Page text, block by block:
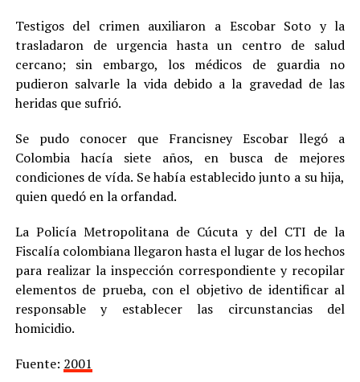
Testigos del crimen auxiliaron a Escobar Soto y la
trasladaron de urgencia hasta un centro de salud
cercano; sin embargo, los médicos de guardia no
pudieron salvarle la vida debido a la gravedad de las
heridas que sufrió.
Se pudo conocer que Francisney Escobar llegó a
Colombia hacía siete años, en busca de mejores
condiciones de vída. Se había establecido junto a su hija,
quien quedó en la orfandad.
La Policía Metropolitana de Cúcuta y del CTI de la
Fiscalía colombiana llegaron hasta el lugar de los hechos
para realizar la inspección correspondiente y recopilar
elementos de prueba, con el objetivo de identificar al
responsable y establecer las circunstancias del
homicidio.
Fuente: 2001